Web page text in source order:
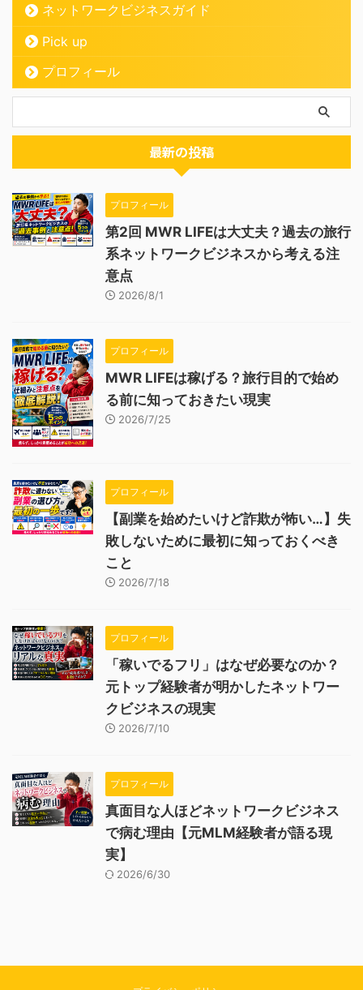
ネットワークビジネスガイド
Pick up
プロフィール
最新の投稿
プロフィール
第2回 MWR LIFEは大丈夫？過去の旅行
系ネットワークビジネスから考える注
意点
2026/8/1
プロフィール
MWR LIFEは稼げる？旅行目的で始め
る前に知っておきたい現実
2026/7/25
プロフィール
【副業を始めたいけど詐欺が怖い…】失
敗しないために最初に知っておくべき
こと
2026/7/18
プロフィール
「稼いでるフリ」はなぜ必要なのか？
元トップ経験者が明かしたネットワー
クビジネスの現実
2026/7/10
プロフィール
真面目な人ほどネットワークビジネス
で病む理由【元MLM経験者が語る現
実】
2026/6/30